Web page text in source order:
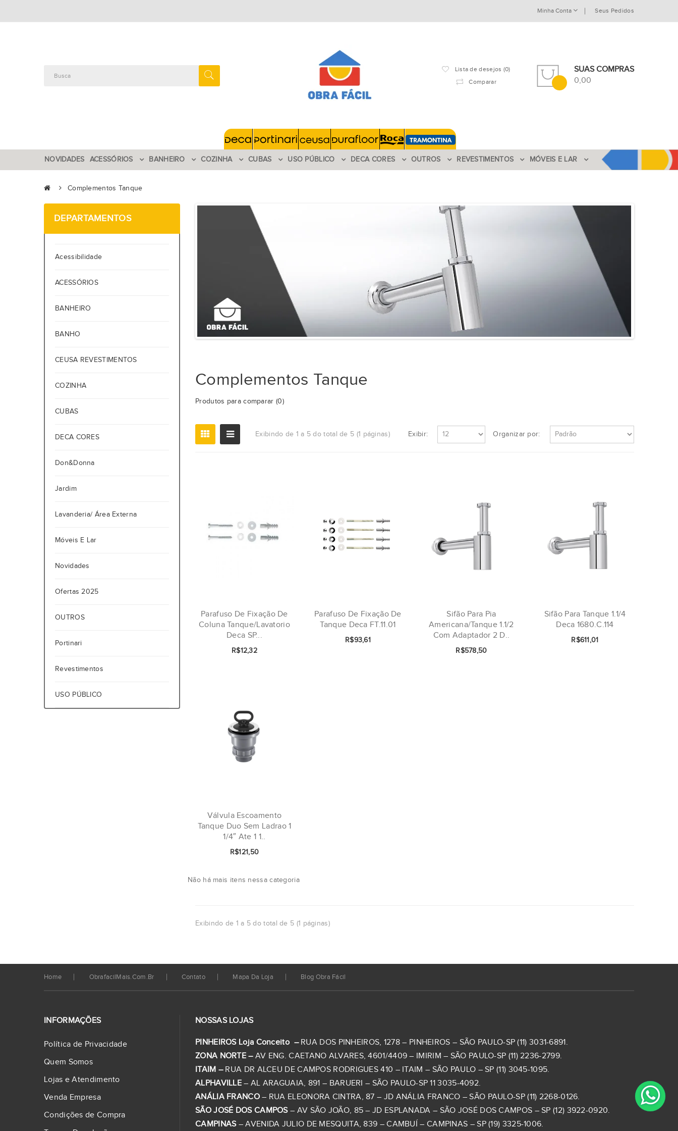
Minha Conta Seus Pedidos
Lista de desejos (0)
Comparar
SUAS COMPRAS
0,00
NOVIDADES ACESSÓRIOS BANHEIRO COZINHA CUBAS USO PÚBLICO DECA CORES OUTROS REVESTIMENTOS MÓVEIS E LAR
Complementos Tanque
DEPARTAMENTOS
Acessibilidade
ACESSÓRIOS
BANHEIRO
BANHO
CEUSA REVESTIMENTOS
COZINHA
CUBAS
DECA CORES
Don&Donna
Jardim
Lavanderia/ Área Externa
Móveis E Lar
Novidades
Ofertas 2025
OUTROS
Portinari
Revestimentos
USO PÚBLICO
Complementos Tanque
Produtos para comparar (0)
Exibindo de 1 a 5 do total de 5 (1 páginas) Organizar por:
Exibir:
Parafuso De Fixação De
Coluna Tanque/Lavatorio
Deca SP...
R$12,32
Parafuso De Fixação De
Tanque Deca FT.11.01
R$93,61
Sifão Para Pia
Americana/Tanque 1.1/2
Com Adaptador 2 D..
R$578,50
Sifão Para Tanque 1.1/4
Deca 1680.C.114
R$611,01
Válvula Escoamento
Tanque Duo Sem Ladrao 1
1/4″ Ate 1 1..
R$121,50
Não há mais itens nessa categoria
Exibindo de 1 a 5 do total de 5 (1 páginas)
Home ObrafacilMais.com.br Contato Mapa Da Loja Blog Obra Fácil
INFORMAÇÕES
Política de Privacidade
Quem Somos
Lojas e Atendimento
Venda Empresa
Condições de Compra
NOSSAS LOJAS
PINHEIROS Loja Conceito – RUA DOS PINHEIROS, 1278 – PINHEIROS – SÃO PAULO-SP (11) 3031-6891.
ZONA NORTE – AV ENG. CAETANO ALVARES, 4601/4409 – IMIRIM – SÃO PAULO-SP (11) 2236-2799.
ITAIM – RUA DR ALCEU DE CAMPOS RODRIGUES 410 – ITAIM – SÃO PAULO – SP (11) 3045-1095.
ALPHAVILLE – AL ARAGUAIA, 891 – BARUERI – SÃO PAULO-SP 11 3035-4092.
ANÁLIA FRANCO– RUA ELEONORA CINTRA, 87 – JD ANÁLIA FRANCO – SÃO PAULO-SP (11) 2268-0126.
SÃO JOSÉ DOS CAMPOS– AV SÃO JOÃO, 85 – JD ESPLANADA – SÃO JOSÉ DOS CAMPOS – SP (12) 3922-0920.
CAMPINAS– AVENIDA JULIO DE MESQUITA, 839 – CAMBUÍ – CAMPINAS – SP (19) 3325-1006.